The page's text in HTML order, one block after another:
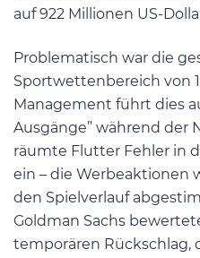
auf 922 Millionen US-
Problematisch war die
Sportwettenbereich von
Management führt dies
Ausgänge” während der
räumte Flutter Fehler in
ein – die Werbeaktionen
den Spielverlauf
Goldman Sachs
temporären Rückschlag,